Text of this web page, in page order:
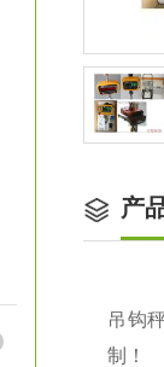
产
吊钩
制！